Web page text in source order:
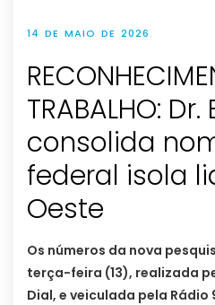
14 DE MAIO DE 2026
TRABALHO:
consolida
federal isola
Oeste
Os números da nova
terça-feira (13), realizada
Dial, e veiculada pela Rádio